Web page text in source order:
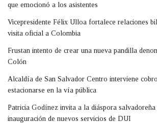
que emocionó a los asistentes
Vicepresidente Félix Ulloa fortalece relaciones
visita oficial a Colombia
Frustan intento de crear una nueva pandilla
Colón
Alcaldía de San Salvador Centro interviene
estacionarse en la vía pública
Patricia Godínez invita a la diáspora
inauguración de nuevos servicios de DUI